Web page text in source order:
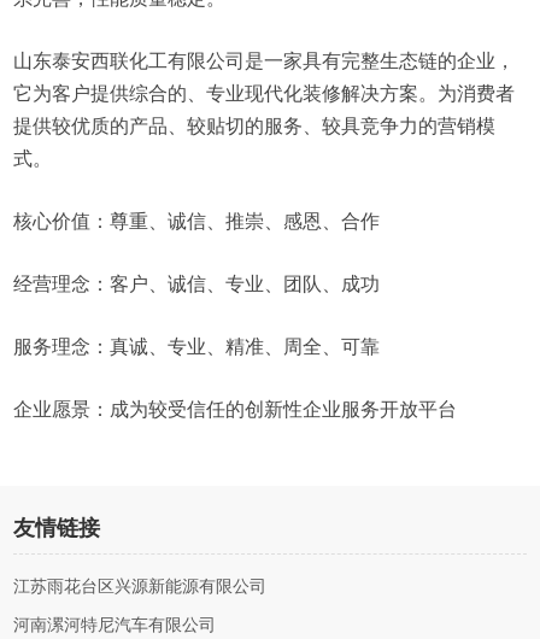
山东泰安西联化工有限公司是一家具有完整生态链的企业，
它为客户提供综合的、专业现代化装修解决方案。为消费者
提供较优质的产品、较贴切的服务、较具竞争力的营销模
式。
核心价值：尊重、诚信、推崇、感恩、合作
经营理念：客户、诚信、专业、团队、成功
服务理念：真诚、专业、精准、周全、可靠
企业愿景：成为较受信任的创新性企业服务开放平台
友情链接
江苏雨花台区兴源新能源有限公司
河南漯河特尼汽车有限公司